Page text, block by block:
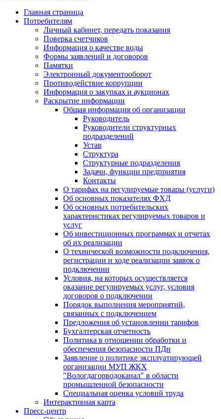
Главная страница
Потребителям
Личный кабинет, передать показания
Поверка счетчиков
Информация о качестве воды
Формы заявлений и договоров
Памятки
Электронный документооборот
Противодействие коррупции
Информация о закупках и аукционах
Раскрытие информации
Общая информация об организации
Руководитель
Руководители структурных
подразделений
Устав
Структура
Структурные подразделения
Задачи, функции предприятия
Контакты
О тарифах на регулируемые товары (услуги)
Об основных показателях ФХД
Об основных потребительских
характеристиках регулируемых товаров и
услуг
Об инвестиционных программах и отчетах
об их реализации
О технической возможности подключения,
регистрации и ходе реализации заявок о
подключении
Условия, на которых осуществляется
оказание регулируемых услуг, условия
договоров о подключении
Порядок выполнения мероприятий,
связанных с подключением
Предложения об установлении тарифов
Бухгалтерская отчетность
Политика в отношении обработки и
обеспечения безопасности ПДн
Заявление о политике эксплуатирующей
организации МУП ЖКХ
"Вологдагорводоканал" в области
промышленной безопасности
Специальная оценка условий труда
Интерактивная карта
Пресс-центр